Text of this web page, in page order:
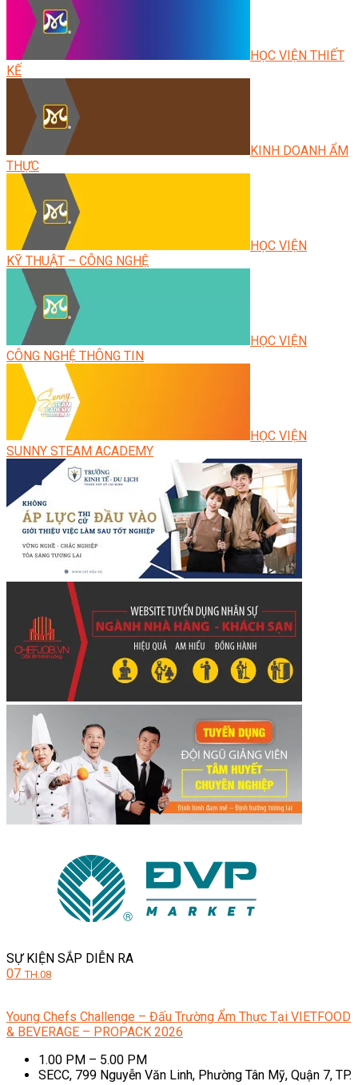
HỌC VIỆN THIẾT
KẾ
KINH DOANH ẨM
THỰC
HỌC VIỆN
KỸ THUẬT – CÔNG NGHỆ
HỌC VIỆN
CÔNG NGHỆ THÔNG TIN
HỌC VIỆN
SUNNY STEAM ACADEMY
SỰ KIỆN SẮP DIỄN RA
07 TH.08
Young Chefs Challenge – Đấu Trường Ẩm Thực Tại VIETFOOD
& BEVERAGE – PROPACK 2026
1.00 PM – 5.00 PM
SECC, 799 Nguyễn Văn Linh, Phường Tân Mỹ, Quận 7, TP.